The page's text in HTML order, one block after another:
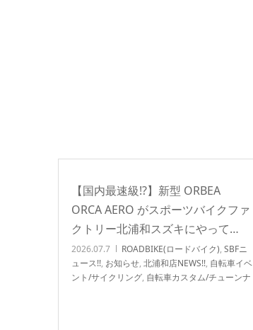
【国内最速級!?】新型 ORBEA
ORCA AERO がスポーツバイクファ
クトリー北浦和スズキにやって…
2026.07.7 ROADBIKE(ロードバイク), SBFニ
ュース!!, お知らせ, 北浦和店NEWS!!, 自転車イベ
ント/サイクリング, 自転車カスタム/チューンナ